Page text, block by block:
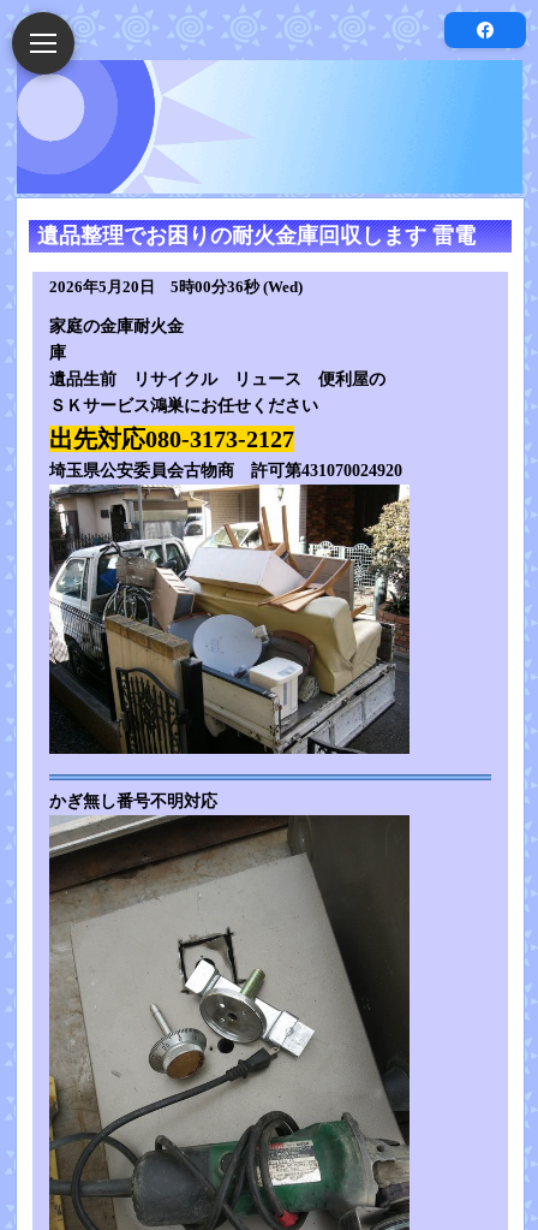
遺品整理でお困りの耐火金庫回収します 雷電
2026年5月20日 5時00分36秒 (Wed)
家庭の金庫耐火金
庫
遺品生前 リサイクル リュース 便利屋の
ＳＫサービス鴻巣にお任せください
出先対応080-3173-2127
埼玉県公安委員会古物商 許可第431070024920
かぎ無し番号不明対応